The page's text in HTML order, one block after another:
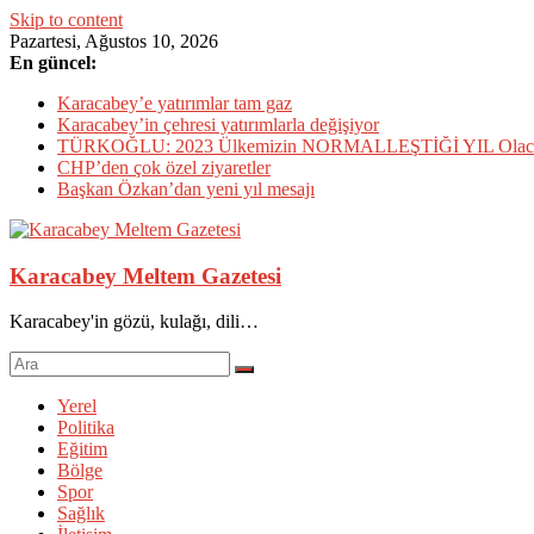
Skip to content
Pazartesi, Ağustos 10, 2026
En güncel:
Karacabey’e yatırımlar tam gaz
Karacabey’in çehresi yatırımlarla değişiyor
TÜRKOĞLU: 2023 Ülkemizin NORMALLEŞTİĞİ YIL
CHP’den çok özel ziyaretler
Başkan Özkan’dan yeni yıl mesajı
Karacabey Meltem Gazetesi
Karacabey'in gözü, kulağı, dili…
Yerel
Politika
Eğitim
Bölge
Spor
Sağlık